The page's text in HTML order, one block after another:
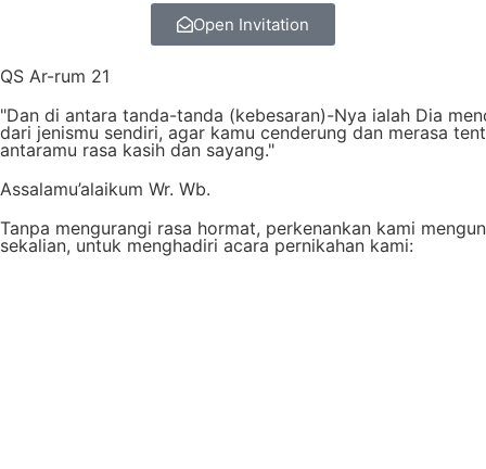
Open Invitation
QS Ar-rum 21
"Dan di antara tanda-tanda (kebesaran)-Nya ialah Dia
dari jenismu sendiri, agar kamu cenderung dan merasa
antaramu rasa kasih dan sayang."
Assalamu’alaikum Wr. Wb.
Tanpa mengurangi rasa hormat, perkenankan kami
sekalian, untuk menghadiri acara pernikahan kami: